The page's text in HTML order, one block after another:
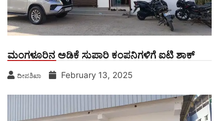
ಮಂಗಳೂರಿನ ಅಡಿಕೆ ಸುಪಾರಿ ಕಂಪನಿಗಳಿಗೆ ಐಟಿ ಶಾಕ್
ದೀಪಶಿಖಾ February 13, 2025